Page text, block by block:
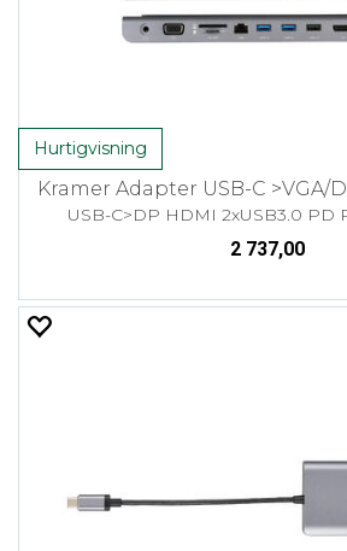
Hurtigvisning
Kramer Adapter USB-C >VGA/
USB-C>DP HDMI 2xUSB3.0 PD
2 737,00